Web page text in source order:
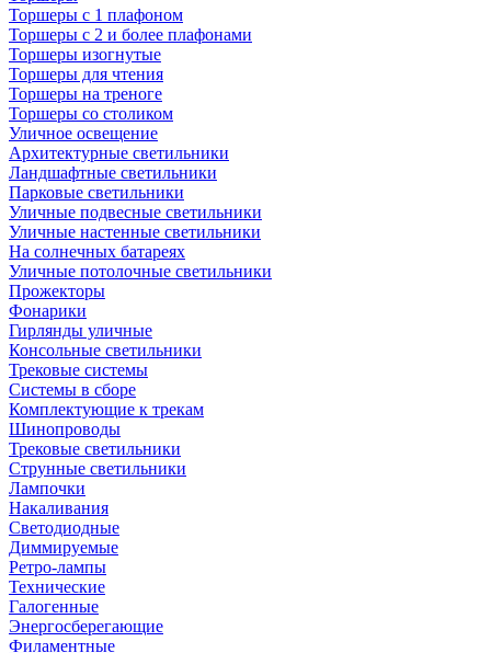
Торшеры с 1 плафоном
Торшеры с 2 и более плафонами
Торшеры изогнутые
Торшеры для чтения
Торшеры на треноге
Торшеры со столиком
Уличное освещение
Архитектурные светильники
Ландшафтные светильники
Парковые светильники
Уличные подвесные светильники
Уличные настенные светильники
На солнечных батареях
Уличные потолочные светильники
Прожекторы
Фонарики
Гирлянды уличные
Консольные светильники
Трековые системы
Системы в сборе
Комплектующие к трекам
Шинопроводы
Трековые светильники
Струнные светильники
Лампочки
Накаливания
Светодиодные
Диммируемые
Ретро-лампы
Технические
Галогенные
Энергосберегающие
Филаментные